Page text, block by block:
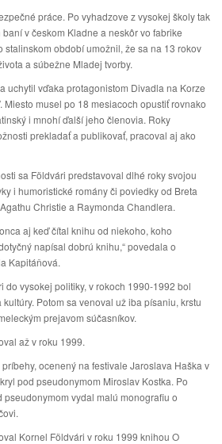
práce. Po vyhadzove z vysokej školy tak
v českom Kladne a neskôr vo fabrike
stalinskom období umožnil, že sa na 13 rokov
a súbežne Mladej tvorby.
uchytil vďaka protagonistom Divadla na Korze
musel po 18 mesiacoch opustiť rovnako
i mnohí ďalší jeho členovia. Roky
prekladať a publikovať, pracoval aj ako
sa Földvári predstavoval dlhé roky svojou
i humoristické romány či poviedky od Breta
Christie a Raymonda Chandlera.
aj keď čítal knihu od niekoho, koho
napísal dobrú knihu,“ povedala o
Kapitáňová.
do vysokej politiky, v rokoch 1990-1992 bol
Potom sa venoval už iba písaniu, krstu
prejavom súčasníkov.
až v roku 1999.
ocenený na festivale Jaroslava Haška v
pod pseudonymom Miroslav Kostka. Po
vydal malú monografiu o
Kornel Földvári v roku 1999 knihou O